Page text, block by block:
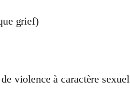
grief)
violence à caractère sexuel